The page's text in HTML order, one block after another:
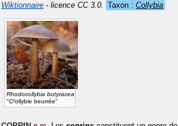
Wiktionnaire - licence CC 3.0. Taxon : Collybia
Rhodocollybia butyracea
"C²ollybie beurrée"